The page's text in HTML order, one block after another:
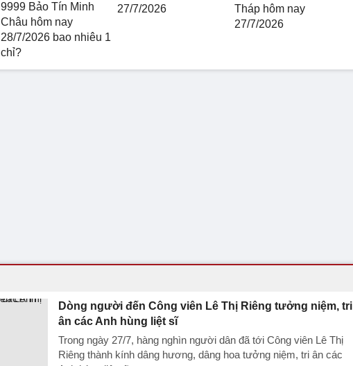
9999 Bảo Tín Minh
Châu hôm nay
28/7/2026 bao nhiêu 1
chỉ?
27/7/2026
Tháp hôm nay
27/7/2026
Dòng người đến Công viên Lê Thị Riêng tưởng niệm, tri
ân các Anh hùng liệt sĩ
Trong ngày 27/7, hàng nghìn người dân đã tới Công viên Lê Thị
Riêng thành kính dâng hương, dâng hoa tưởng niệm, tri ân các